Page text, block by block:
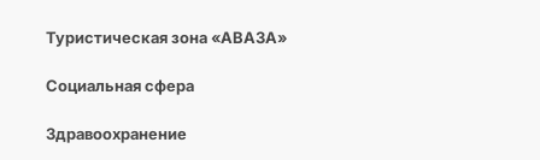
Туристическая зона «АВАЗА»
Социальная сфера
Здравоохранение